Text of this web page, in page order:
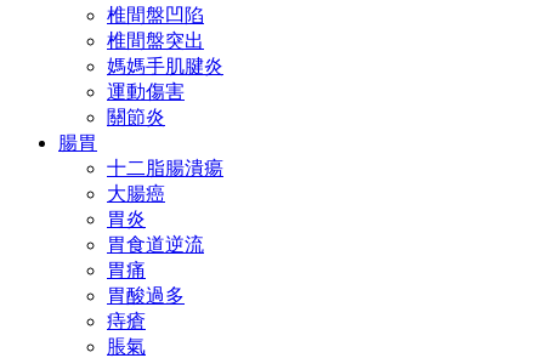
椎間盤凹陷
椎間盤突出
媽媽手肌腱炎
運動傷害
關節炎
腸胃
十二脂腸潰瘍
大腸癌
胃炎
胃食道逆流
胃痛
胃酸過多
痔瘡
脹氣